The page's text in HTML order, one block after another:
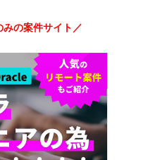
みの案件サイト／